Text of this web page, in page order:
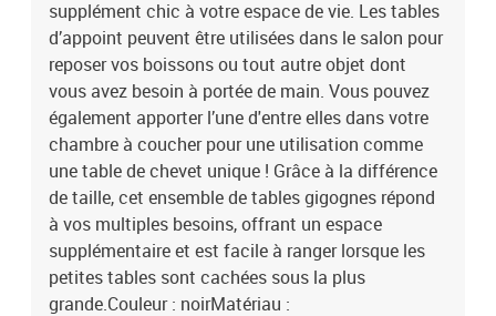
supplément chic à votre espace de vie. Les tables
d’appoint peuvent être utilisées dans le salon pour
reposer vos boissons ou tout autre objet dont
vous avez besoin à portée de main. Vous pouvez
également apporter l’une d'entre elles dans votre
chambre à coucher pour une utilisation comme
une table de chevet unique ! Grâce à la différence
de taille, cet ensemble de tables gigognes répond
à vos multiples besoins, offrant un espace
supplémentaire et est facile à ranger lorsque les
petites tables sont cachées sous la plus
grande.Couleur : noirMatériau :